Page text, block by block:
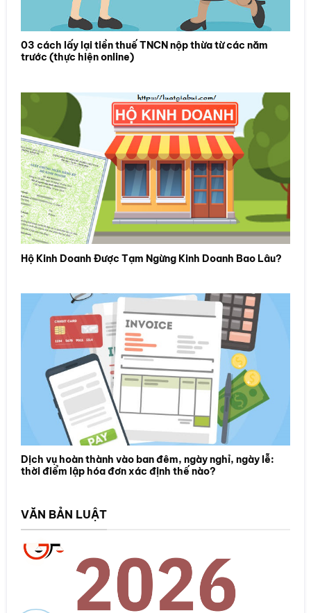
03 cách lấy lại tiền thuế TNCN nộp thừa từ các năm
trước (thực hiện online)
Hộ Kinh Doanh Được Tạm Ngừng Kinh Doanh Bao Lâu?
Dịch vụ hoàn thành vào ban đêm, ngày nghỉ, ngày lễ:
thời điểm lập hóa đơn xác định thế nào?
VĂN BẢN LUẬT